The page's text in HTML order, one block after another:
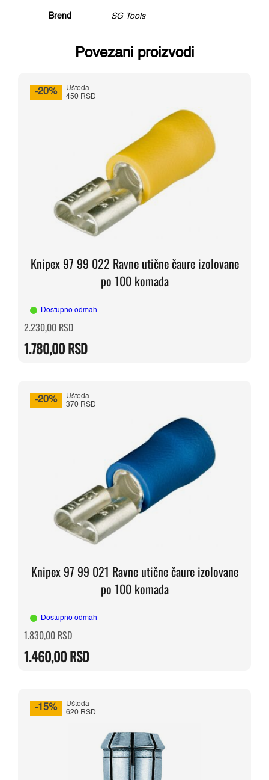
Brend SG Tools
Povezani proizvodi
-20%
Ušteda
450 RSD
Knipex 97 99 022 Ravne utične čaure izolovane
po 100 komada
Dostupno odmah
2.230,00RSDOriginalna
cena
bila:
2.230,00 RSD.
1.780,00RSD
Trenutna
cena
1.780,00 RSD.
-20%
Ušteda
370 RSD
Knipex 97 99 021 Ravne utične čaure izolovane
po 100 komada
Dostupno odmah
1.830,00RSDOriginalna
cena
bila:
1.830,00 RSD.
1.460,00RSD
Trenutna
cena
1.460,00 RSD.
-15%
Ušteda
620 RSD